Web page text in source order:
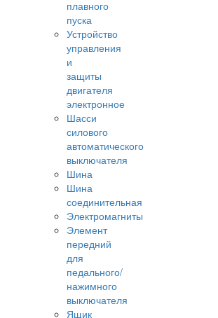
плавного
пуска
Устройство
управления
и
защиты
двигателя
электронное
Шасси
силового
автоматического
выключателя
Шина
Шина
соединительная
Электромагниты
Элемент
передний
для
педального/
нажимного
выключателя
Ящик